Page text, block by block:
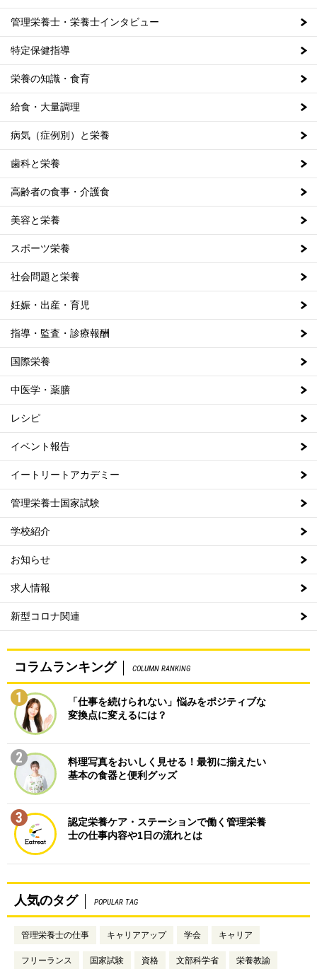
管理栄養士・栄養士インタビュー
特定保健指導
栄養の知識・食育
給食・大量調理
病気（症例別）と栄養
歯科と栄養
高齢者の食事・介護食
美容と栄養
スポーツ栄養
社会問題と栄養
妊娠・出産・育児
指導・監査・診療報酬
国際栄養
中医学・薬膳
レシピ
イベント報告
イートリートアカデミー
管理栄養士国家試験
学校紹介
お知らせ
求人情報
新型コロナ関連
コラムランキング COLUMN RANKING
1
「仕事を続けられない」悩みをポジティブな
変換点に変えるには？
2
料理写真をおいしく見せる！最初に揃えたい
基本の食器と便利グッズ
3
認定栄養ケア・ステーションで働く管理栄養
士の仕事内容や1日の流れとは
人気のタグ POPULAR TAG
管理栄養士の仕事 キャリアアップ 学会 キャリア
フリーランス 国家試験 資格 文部科学省 栄養教諭